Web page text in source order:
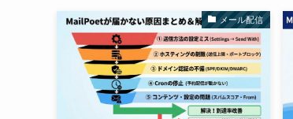
メール配信